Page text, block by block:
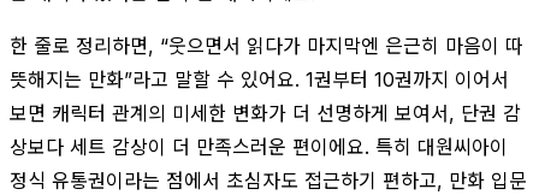
한 줄로 정리하면, “웃으면서 읽다가 마지막엔 은근히 마음이 따
뜻해지는 만화”라고 말할 수 있어요. 1권부터 10권까지 이어서
보면 캐릭터 관계의 미세한 변화가 더 선명하게 보여서, 단권 감
상보다 세트 감상이 더 만족스러운 편이에요. 특히 대원씨아이
정식 유통권이라는 점에서 초심자도 접근하기 편하고, 만화 입문